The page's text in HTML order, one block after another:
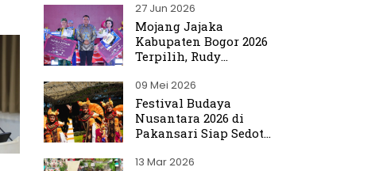
27 Jun 2026
Mojang Jajaka
Kabupaten Bogor 2026
Terpilih, Rudy
Promosikan Bogor ke
Dunia
09 Mei 2026
Festival Budaya
Nusantara 2026 di
Pakansari Siap Sedot
13 Mar 2026